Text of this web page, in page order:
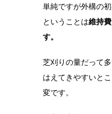
単純ですが外構の
ということは維持
す。
芝刈りの量だって
はえてきやすいと
変です。